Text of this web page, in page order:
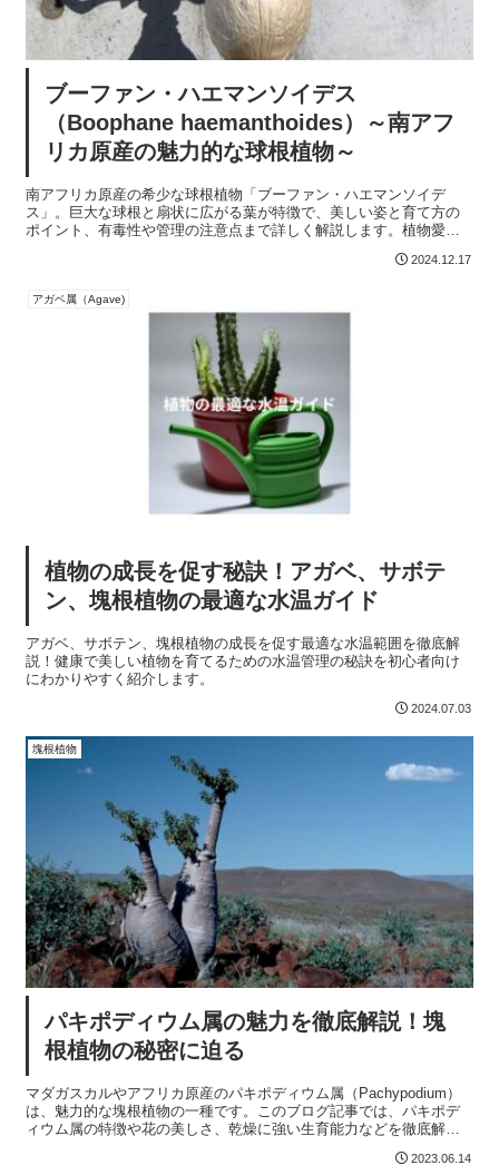
ブーファン・ハエマンソイデス
（Boophane haemanthoides）～南アフ
リカ原産の魅力的な球根植物～
南アフリカ原産の希少な球根植物「ブーファン・ハエマンソイデ
ス」。巨大な球根と扇状に広がる葉が特徴で、美しい姿と育て方の
ポイント、有毒性や管理の注意点まで詳しく解説します。植物愛好
2024.12.17
アガベ属（Agave)
植物の成長を促す秘訣！アガベ、サボテ
ン、塊根植物の最適な水温ガイド
アガベ、サボテン、塊根植物の成長を促す最適な水温範囲を徹底解
説！健康で美しい植物を育てるための水温管理の秘訣を初心者向け
にわかりやすく紹介します。
2024.07.03
塊根植物
パキポディウム属の魅力を徹底解説！塊
根植物の秘密に迫る
マダガスカルやアフリカ原産のパキポディウム属（Pachypodium）
は、魅力的な塊根植物の一種です。このブログ記事では、パキポデ
ィウム属の特徴や花の美しさ、乾燥に強い生育能力などを徹底解
キポディウム属の魅力を探求し、観賞用植物としての魅力を存分に
2023.06.14